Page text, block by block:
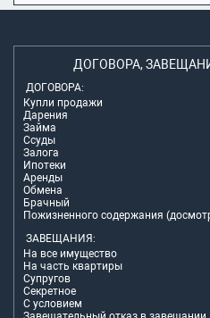
ДОГОВОРА,
ДОГОВОРА:
Купли продажи
Дарения
Займа
Ссуды
Залога
Ипотеки
Аренды
Обмена
Брачный
Пожизненного содержания
ЗАВЕЩАНИЯ:
На все имущество
На часть квартиры
Супругов
Секретное
С условием